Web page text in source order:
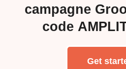
campagne
code
Get